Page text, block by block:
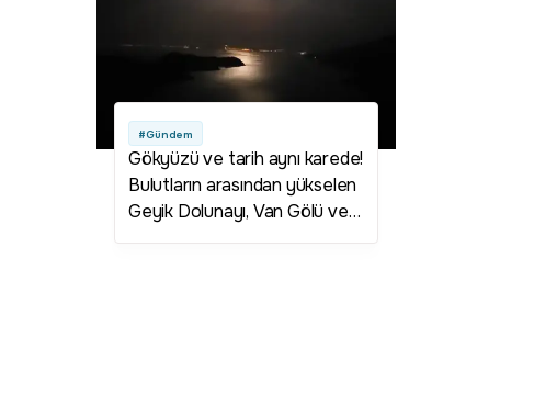
#Gündem
Gökyüzü ve tarih aynı karede!
Bulutların arasından yükselen
Geyik Dolunayı, Van Gölü ve